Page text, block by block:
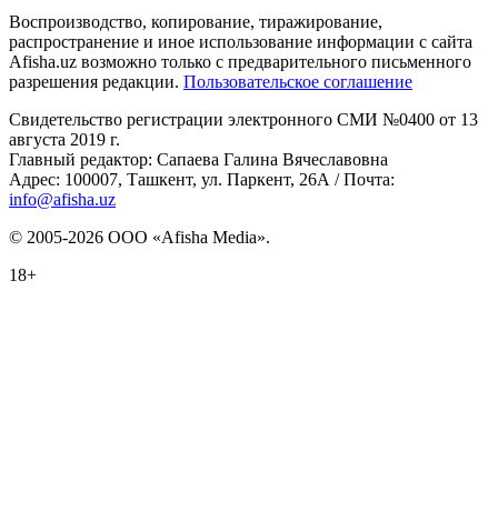
Воспроизводство, копирование, тиражирование,
распространение и иное использование информации с сайта
Afisha.uz возможно только с предварительного письменного
разрешения редакции. Пользовательское соглашение
Свидетельство регистрации электронного СМИ №0400 от 13
августа 2019 г.
Главный редактор: Сапаева Галина Вячеславовна
Адрес: 100007, Ташкент, ул. Паркент, 26А / Почта:
info@afisha.uz
© 2005-2026 ООО «Afisha Media».
18+